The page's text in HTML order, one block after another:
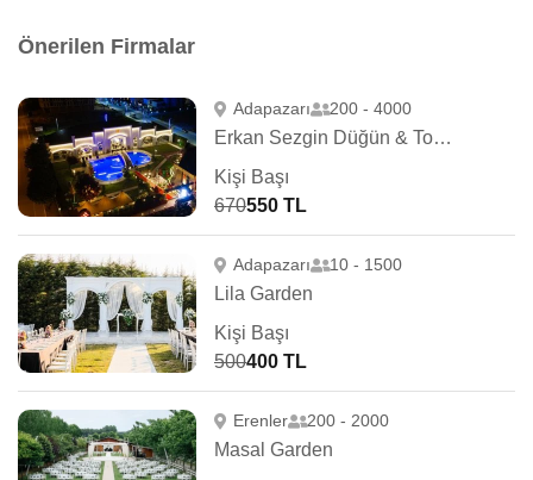
Önerilen Firmalar
Adapazarı 200 - 4000
Erkan Sezgin Düğün & Toplantı
Kişi Başı
670550 TL
Adapazarı 10 - 1500
Lila Garden
Kişi Başı
500400 TL
Erenler 200 - 2000
Masal Garden